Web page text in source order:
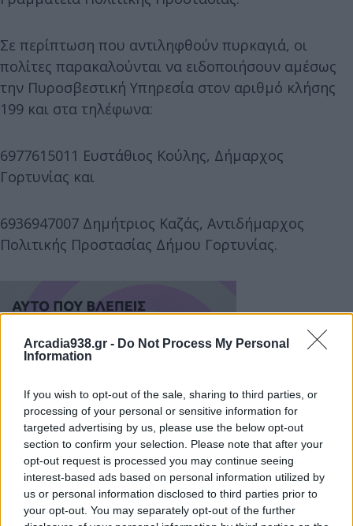
Arcadia938.gr - Do Not Process My Personal
Information
If you wish to opt-out of the sale, sharing to third parties, or
processing of your personal or sensitive information for
targeted advertising by us, please use the below opt-out
section to confirm your selection. Please note that after your
opt-out request is processed you may continue seeing
interest-based ads based on personal information utilized by
us or personal information disclosed to third parties prior to
your opt-out. You may separately opt-out of the further
Σε περίπτωση που αντιληφθούν πυρκαγιά, οι
πολίτες παρακαλούνται να ειδοποιήσουν αμέσως
την Πυροσβεστική Υπηρεσία στον αριθμό κλήσης
199 και στα τηλέφωνα:
6977615011 Ευστάθιος Κούλης, Δήμαρχος
Γορτυνίας και
6936947007 Δημήτριος Καζάς, Αντιδήμαρχος
Πολιτικής Προστασίας Δήμου Γορτυνίας.
Για περισσότερες πληροφορίες και οδηγίες